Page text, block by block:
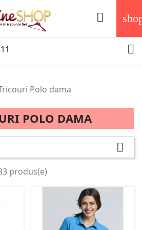


Polo dama
POLO DAMA

produs(e)